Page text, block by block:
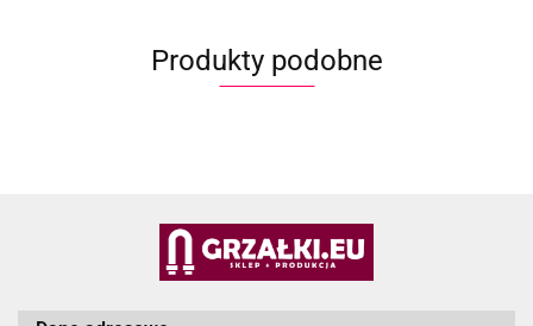
Produkty podobne